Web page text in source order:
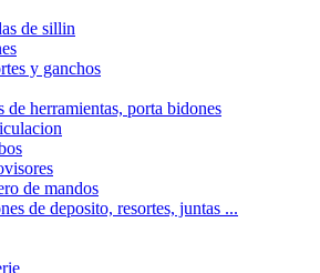
de sillin
y ganchos
de herramientas, porta bidones
de mandos
de deposito, resortes, juntas ...